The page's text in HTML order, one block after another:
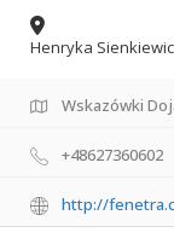
Henryka
Wskazówki
+48627360602
http://